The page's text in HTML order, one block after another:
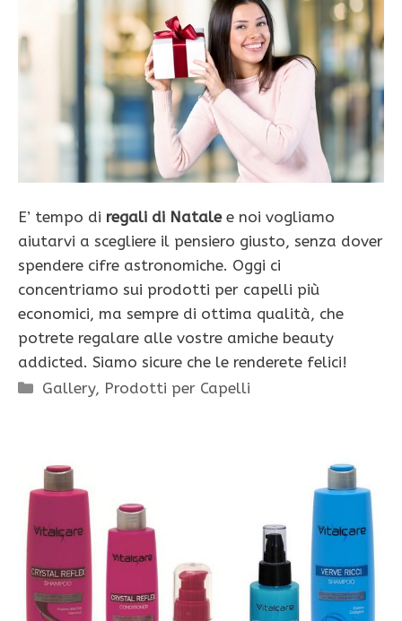
E’ tempo di regali di Natalee noi vogliamo
aiutarvi a scegliere il pensiero giusto, senza dover
spendere cifre astronomiche. Oggi ci
concentriamo sui prodotti per capelli più
economici, ma sempre di ottima qualità, che
potrete regalare alle vostre amiche beauty
addicted. Siamo sicure che le renderete felici!
Categorie
Gallery, Prodotti per Capelli